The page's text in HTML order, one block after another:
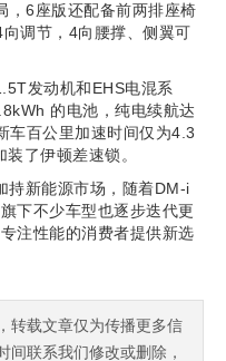
，6座版还配备前两排座椅
调节，4向腰撑、侧翼可
发动机和EHS电混系
的电池，纯电续航达
车百公里加速时间仅为4.3
了伊顿差速锁。
持新能源市场，随着DM-i
下不少车型也逐步迭代更
注性能的消费者提供新选
转载文章仅为传播更多信
间联系我们修改或删除，